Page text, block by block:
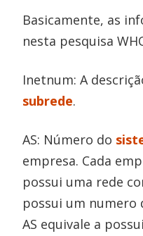
Basicamente, as
nesta pesquisa
Inetnum: A
subrede.
AS: Número do
empresa. Cada
possui uma rede
possui um numero
AS equivale a